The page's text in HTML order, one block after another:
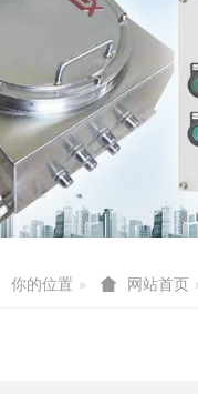
你的位置 网站首页